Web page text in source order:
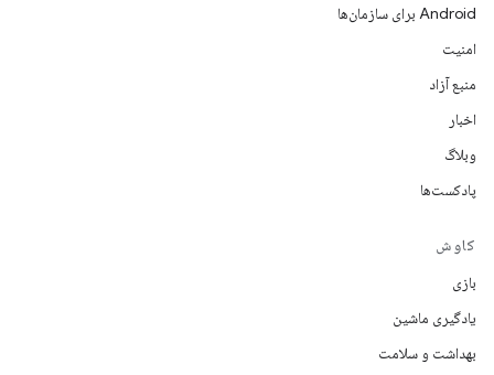
Android برای سازمان‌ها
امنیت
منبع آزاد
اخبار
وبلاگ
پادکست‌ها
کاوش
بازی
یادگیری ماشین
بهداشت و سلامت